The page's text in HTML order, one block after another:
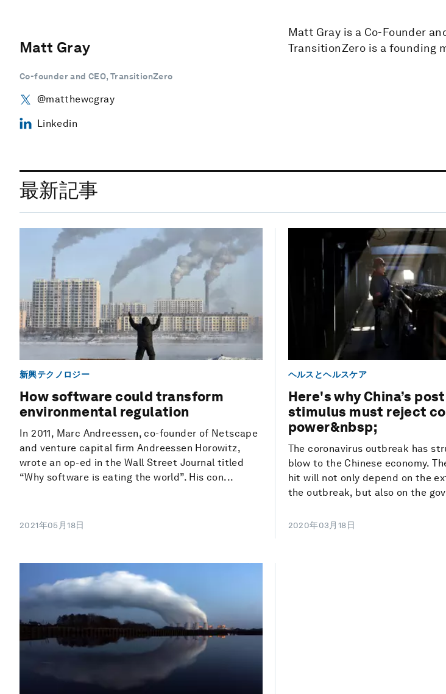
Matt Gray
Co-founder and CEO, TransitionZero
@matthewcgray
Linkedin
Matt Gray is a Co-Founder
TransitionZero is a founding
最新記事
新興テクノロジー
How software could transform
environmental regulation
In 2011, Marc Andreessen, co-founder of Netscape
and venture capital firm Andreessen Horowitz,
wrote an op-ed in the Wall Street Journal titled
“Why software is eating the world”. His con...
2021年05月18日
ヘルスとヘルスケア
Here's why China’s
stimulus must reject
power&nbsp;
The coronavirus outbreak has
blow to the Chinese economy.
hit will not only depend on the
the outbreak, but also on the
2020年03月18日